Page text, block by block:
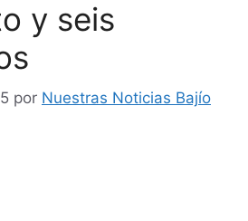
y seis
por Nuestras Noticias Bajío